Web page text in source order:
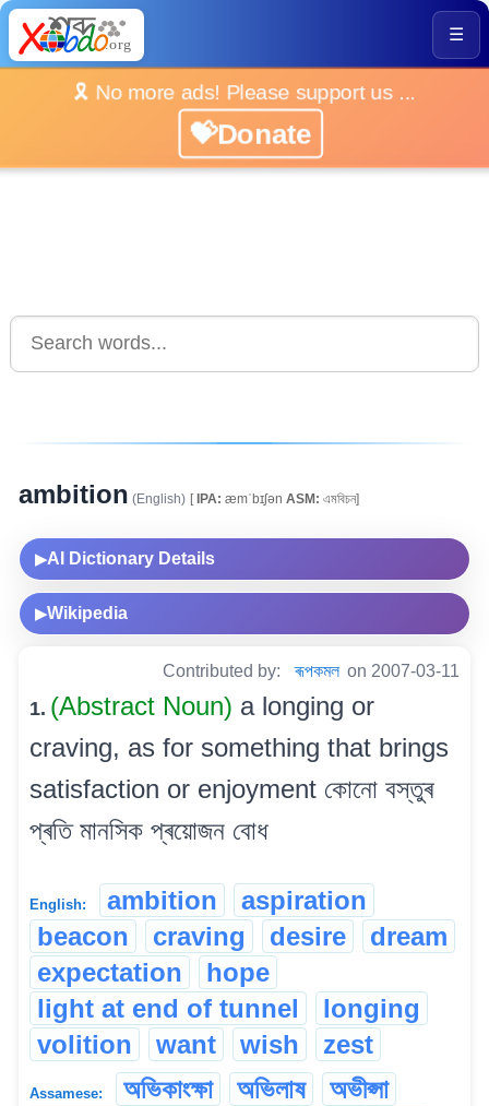
☰
🎗️ No more ads! Please support us ...
💝Donate
ambition (English) [IPA: æmˈbɪʃən ASM: এমবিচন]
▶AI Dictionary Details
▶Wikipedia
Contributed by: ৰূপকমল on 2007-03-11
1. (Abstract Noun) a longing or
craving, as for something that brings
satisfaction or enjoyment কোনো বস্তুৰ
প্ৰতি মানসিক প্ৰয়োজন বোধ
English: ambition
aspiration
beacon
craving desire
dream
expectation
hope
light at end of tunnel
longing
volition
want wish zest
Assamese: অভিকাংক্ষা অভিলাষ
অভীপ্সা